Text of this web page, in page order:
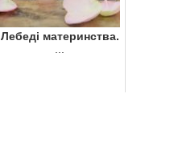
Лебеді материнства.
...